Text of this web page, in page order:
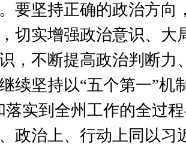
要坚持正确的政治方向
切实增强政治意识、大
，不断提高政治判断力
续坚持以“五个第一”机
落实到全州工作的全过
政治上、行动上同以习